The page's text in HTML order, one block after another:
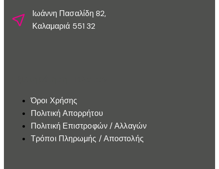
Ιωάννη Πασαλίδη 82,
Καλαμαριά 551 32
Όροι Χρήσης
Πολιτική Απορρήτου
Πολιτική Επιστροφών / Αλλαγών
Τρόποι Πληρωμής / Αποστολής